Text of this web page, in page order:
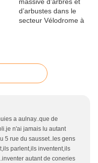
a aulnay..que de
n'ai jamais lu autant
5 rue du sausset..les gens
parlent,ils inventent,ils
autant de coneries